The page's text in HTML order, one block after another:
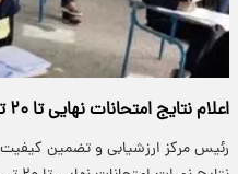
اعلام نتایج امتحانات نهایی تا ۲۰ تیرماه
رئیس مرکز ارزشیابی و تضمین